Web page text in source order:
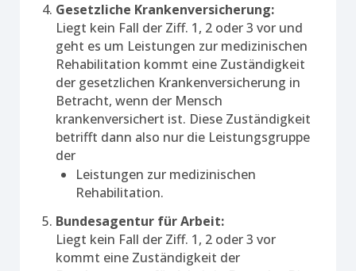
Gesetzliche Krankenversicherung:
Liegt kein Fall der Ziff. 1, 2 oder 3 vor und
geht es um Leistungen zur medizinischen
Rehabilitation kommt eine Zuständigkeit
der gesetzlichen Krankenversicherung in
Betracht, wenn der Mensch
krankenversichert ist. Diese Zuständigkeit
betrifft dann also nur die Leistungsgruppe
der
Leistungen zur medizinischen
Rehabilitation.
Bundesagentur für Arbeit:
Liegt kein Fall der Ziff. 1, 2 oder 3 vor
kommt eine Zuständigkeit der